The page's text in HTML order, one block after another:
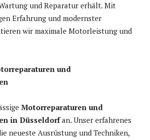
und Reparatur erhält. Mit
Erfahrung und modernster
wir maximale Motorleistung und
und
Motorreparaturen und
in Düsseldorfan. Unser erfahrenes
neueste Ausrüstung und Techniken,